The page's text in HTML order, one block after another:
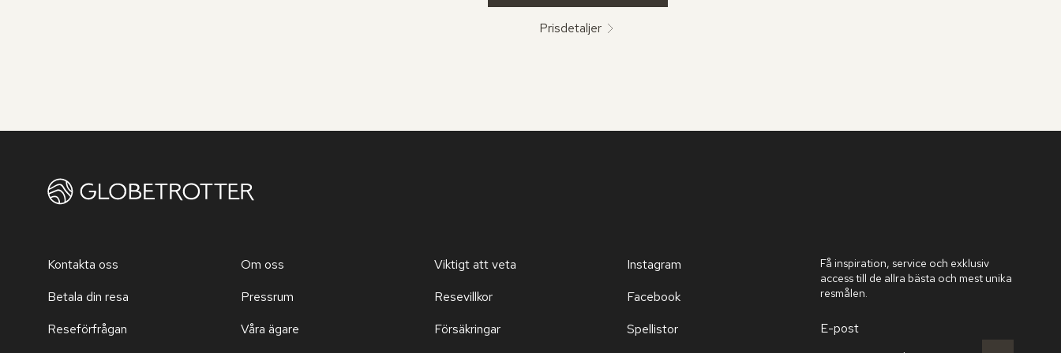
Prisdetaljer
Kontakta oss
Betala din resa
Reseförfrågan
Om oss
Pressrum
Våra ägare
Viktigt att veta
Resevillkor
Försäkringar
Instagram
Facebook
Spellistor
Få inspiration, service och exklusiv
access till de allra bästa och mest unika
resmålen.
E-post